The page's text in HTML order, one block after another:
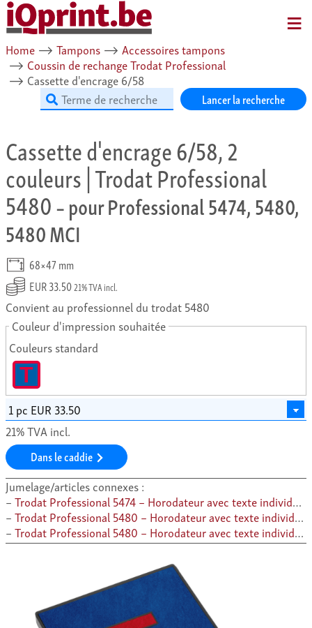
Home ⟶ Tampons ⟶ Accessoires tampons
⟶ Coussin de rechange Trodat Professional
⟶ Cassette d'encrage 6/58
Lancer la recherche
Cassette d'encrage 6/58, 2
couleurs | Trodat Professional
5480– pour Professional 5474, 5480,
5480 MCI
68×47 mm
EUR 33.5021% TVA incl.
Convient au professionnel du trodat 5480
Couleur d'impression souhaitée
Couleurs standard
T
21% TVA incl.
Dans le caddie
Jumelage/articles connexes :
Trodat Professional 5474 – Horodateur avec texte individuel
Trodat Professional 5480 – Horodateur avec texte individuel
Trodat Professional 5480 – Horodateur avec texte individuel